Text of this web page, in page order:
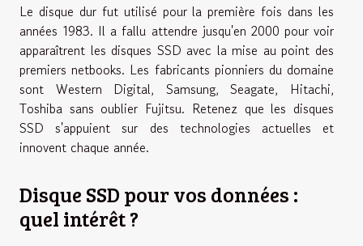
Le disque dur fut utilisé pour la première fois dans les
années 1983. Il a fallu attendre jusqu'en 2000 pour voir
apparaîtrent les disques SSD avec la mise au point des
premiers netbooks. Les fabricants pionniers du domaine
sont Western Digital, Samsung, Seagate, Hitachi,
Toshiba sans oublier Fujitsu. Retenez que les disques
SSD s'appuient sur des technologies actuelles et
innovent chaque année.
Disque SSD pour vos données :
quel intérêt ?